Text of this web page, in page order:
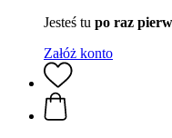
Jesteś tu po raz
Załóż konto